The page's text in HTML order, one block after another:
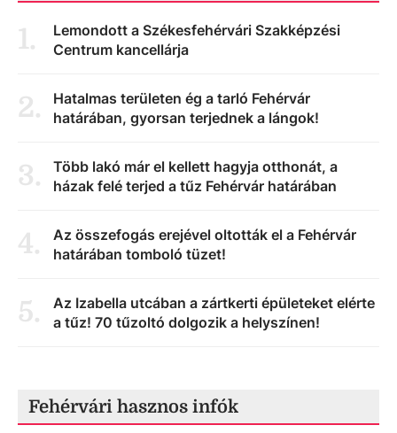
1.
Lemondott a Székesfehérvári Szakképzési
Centrum kancellárja
2.
Hatalmas területen ég a tarló Fehérvár
határában, gyorsan terjednek a lángok!
3.
Több lakó már el kellett hagyja otthonát, a
házak felé terjed a tűz Fehérvár határában
4.
Az összefogás erejével oltották el a Fehérvár
határában tomboló tüzet!
5.
Az Izabella utcában a zártkerti épületeket elérte
a tűz! 70 tűzoltó dolgozik a helyszínen!
Fehérvári hasznos infók